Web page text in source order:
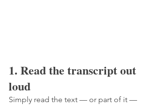
1. Read the transcript out
loud
Simply read the text — or part of it —